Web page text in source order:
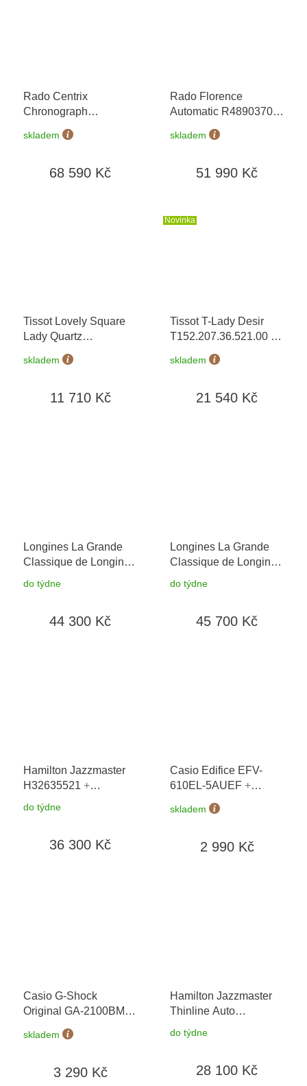
Rado Centrix
Chronograph
R30212402
let + zkrácení řemínku
hodinky Friedrich
skladem
68 590 Kč
Rado Florence
Automatic R48903703
+ záruka 5 let +
zkrácení řemínku
hodinky Friedrich
skladem
51 990 Kč
Tissot Lovely Square
Lady Quartz
T058.109.33.456.00
možnost výměny do 90
skladem
11 710 Kč
Novinka
Tissot T-Lady Desir
T152.207.36.521.00 +
prodloužená záruka 5
let + možnost výměny
skladem
21 540 Kč
Longines La Grande
Classique de Longines
do týdne
44 300 Kč
Longines La Grande
Classique de Longines
prodloužená záruka 5
do 90 dní + 5 let na
do týdne
45 700 Kč
Hamilton Jazzmaster
H32635521 +
let + možnost výměny
do týdne
36 300 Kč
Casio Edifice EFV-
610EL-5AUEF +
možnost výměny do 90
dní + doprava zdarma
skladem
2 990 Kč
Casio G-Shock
Original GA-2100BM-
+ možnost
výměny do 90 dní +
skladem
3 290 Kč
Hamilton Jazzmaster
Thinline Auto
prodloužená záruka 5
do 90 dní
do týdne
28 100 Kč